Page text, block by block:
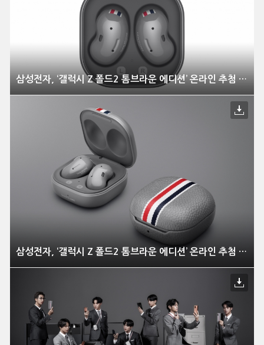
삼성전자, ‘갤럭시 Z 폴드2 톰브라운 에디션’ 온라인 추첨 방식으로 한정 판매
삼성전자, ‘갤럭시 Z 폴드2 톰브라운 에디션’ 온라인 추첨 방식으로 한정 판매